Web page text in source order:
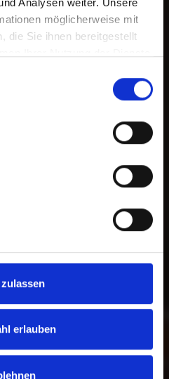
Analysen weiter. Unsere
möglicherweise mit
die Sie ihnen bereitgestellt
erlauben
unterstützen
Sie haben die
Spende